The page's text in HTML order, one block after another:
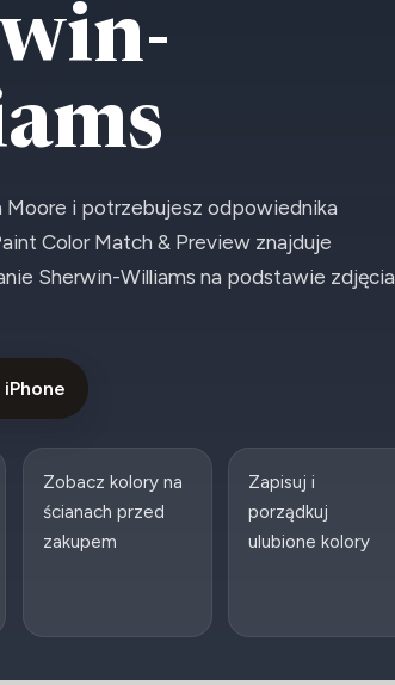
Moore i potrzebujesz odpowiednika
Color Match & Preview znajduje
Sherwin-Williams na podstawie zdjęcia
iPhone
Zobacz kolory na
ścianach przed
zakupem
Zapisuj i
porządkuj
ulubione kolory